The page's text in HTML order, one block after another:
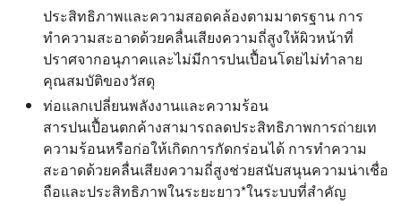
ประสิทธิภาพและความสอดคล้องตามมาตรฐาน การ
ทำความสะอาดด้วยคลื่นเสียงความถี่สูงให้ผิวหน้าที่
ปราศจากอนุภาคและไม่มีการปนเปื้อนโดยไม่ทำลาย
คุณสมบัติของวัสดุ
ท่อแลกเปลี่ยนพลังงานและความร้อน
สารปนเปื้อนตกค้างสามารถลดประสิทธิภาพการถ่ายเท
ความร้อนหรือก่อให้เกิดการกัดกร่อนได้ การทำความ
สะอาดด้วยคลื่นเสียงความถี่สูงช่วยสนับสนุนความน่าเชื่อ
ถือและประสิทธิภาพในระยะยาว*ในระบบที่สำคัญ